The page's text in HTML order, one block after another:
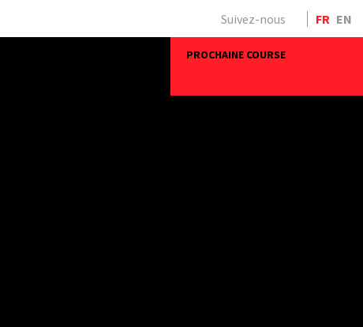
Suivez-nous FR EN
PROCHAINE COURSE